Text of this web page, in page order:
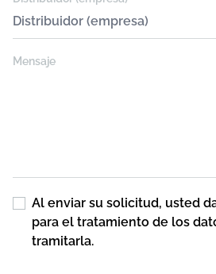
Mensaje
Al enviar su solicitud, usted
para el tratamiento de los
tramitarla.